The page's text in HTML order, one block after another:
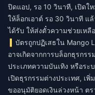
ปิดแอป, รอ 10 วินาที, เปิดใ
ให้ล็อกเอาต์ รอ 30 วินาที แ
ได้รับ ให้ส่งตั๋วความช่วยเหลื
บัตรถูกปฏิเสธใน Mango
อาจเกิดจากการบล็อกธุรกร
ประเภทความบันเทิง หรือระ
เปิดธุรกรรมต่างประเทศ, เ
ขออนุมัติยอดเงินล่วงหน้า ต